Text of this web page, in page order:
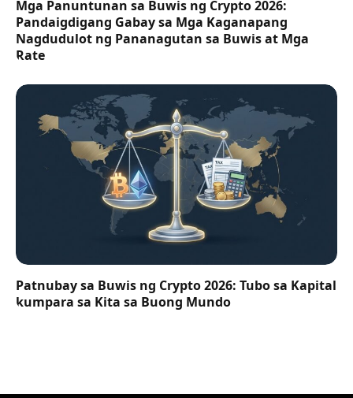
Mga Panuntunan sa Buwis ng Crypto 2026:
Pandaigdigang Gabay sa Mga Kaganapang
Nagdudulot ng Pananagutan sa Buwis at Mga
Rate
Patnubay sa Buwis ng Crypto 2026: Tubo sa Kapital
kumpara sa Kita sa Buong Mundo